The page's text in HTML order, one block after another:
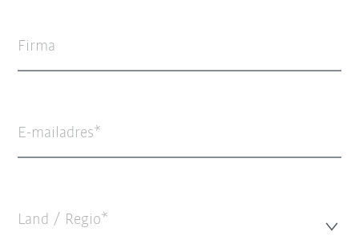
Firma
E-mailadres
Land / Regio*